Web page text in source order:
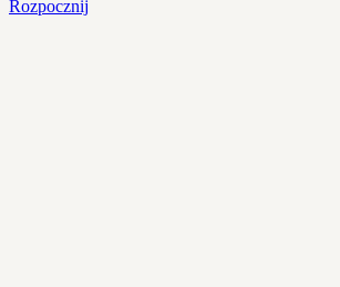
Rozpocznij